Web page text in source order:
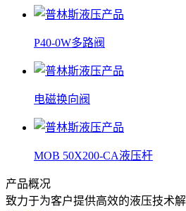
P40-0W多路阀
电磁换向阀
MOB 50X200-CA液压杆
产品概况
致力于为客户提供高效的液压技术